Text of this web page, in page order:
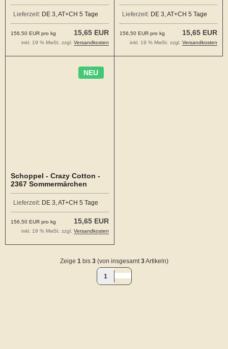
Lieferzeit: DE 3, AT+CH 5 Tage
15,65 EUR
156,50 EUR pro kg
inkl. 19 % MwSt. zzgl. Versandkosten
Lieferzeit: DE 3, AT+CH 5 Tage
15,65 EUR
156,50 EUR pro kg
inkl. 19 % MwSt. zzgl. Versandkosten
NEU
Schoppel - Crazy Cotton -
2367 Sommermärchen
Lieferzeit: DE 3, AT+CH 5 Tage
15,65 EUR
156,50 EUR pro kg
inkl. 19 % MwSt. zzgl. Versandkosten
Zeige 1bis 3(von insgesamt3Artikeln)
1